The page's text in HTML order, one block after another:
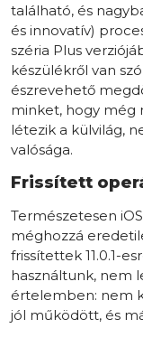
található, és
és innovatív)
széria Plus
készülékről van
észrevehető
minket, hogy még
létezik a külvilág,
valósága.
Frissített
Természetesen
méghozzá
frissítettek 11.0.1-
használtunk, nem
értelemben: nem
jól működött, és